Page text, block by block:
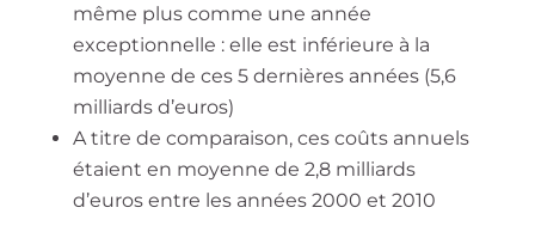
même plus comme une année
exceptionnelle : elle est inférieure à la
moyenne de ces 5 dernières années (5,6
milliards d’euros)
A titre de comparaison, ces coûts annuels
étaient en moyenne de 2,8 milliards
d’euros entre les années 2000 et 2010